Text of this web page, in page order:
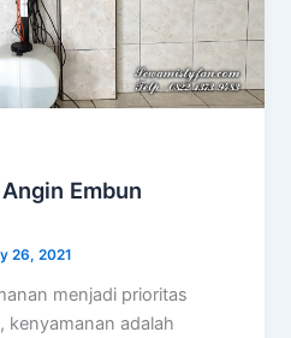
Embun
26, 2021
menjadi prioritas
kenyamanan adalah